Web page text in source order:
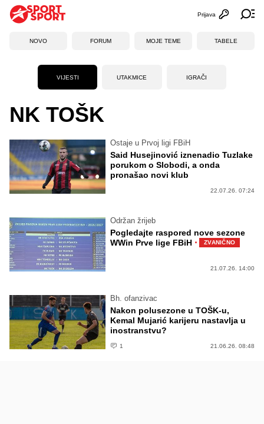
Otvori
Prijava
NOVO FORUM MOJE TEME TABELE
VIJESTI UTAKMICE IGRAČI
NK TOŠK
Ostaje u Prvoj ligi FBiH
Said Husejinović iznenadio Tuzlake
porukom o Slobodi, a onda
pronašao novi klub
22.07.26. 07:24
Održan žrijeb
Pogledajte raspored nove sezone
WWin Prve lige FBiH · ZVANIČNO
21.07.26. 14:00
Bh. ofanzivac
Nakon polusezone u TOŠK-u,
Kemal Mujarić karijeru nastavlja u
inostranstvu?
1 21.06.26. 08:48